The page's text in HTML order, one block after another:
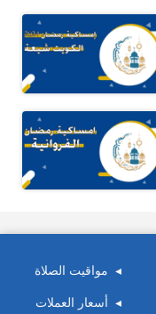
مواقيت الصلاة
أسعار العملات